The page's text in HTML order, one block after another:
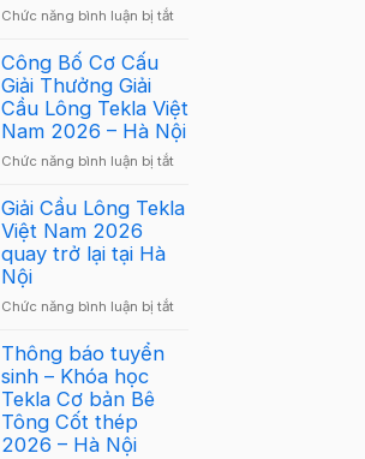
Chức năng bình luận bị tắtở
Carbon
–
Hướng
dẫn
dụng
Công Bố Cơ Cấu
Giải Thưởng Giải
Cầu Lông Tekla Việt
Nam 2026 – Hà Nội
Chức năng bình luận bị tắtở
Bố
Giải
Giải Cầu Lông Tekla
Việt Nam 2026
quay trở lại tại Hà
Nội
Chức năng bình luận bị tắtở
Thông báo tuyển
sinh – Khóa học
Tekla Cơ bản Bê
Tông Cốt thép
2026 – Hà Nội